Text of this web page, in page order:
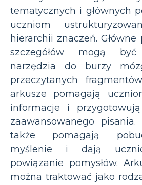
tematycznych i głównych
uczniom
hierarchii znaczeń. Główne
szczegółów mogą
narzędzia do burzy
przeczytanych
arkusze pomagają
informacje i
zaawansowanego
także pomagają
myślenie i dają
powiązanie pomysłów.
można traktować jako